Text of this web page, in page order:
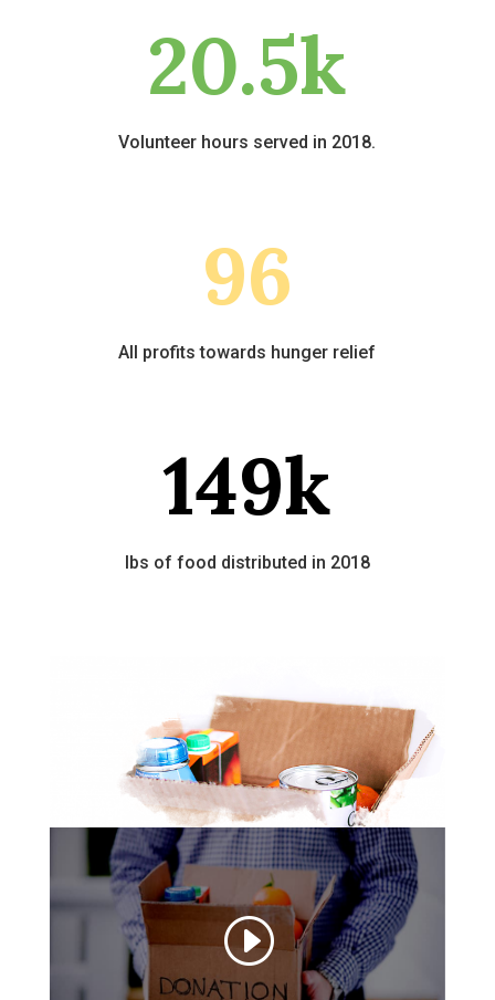
20.5k
Volunteer hours served in 2018.
96
All profits towards hunger relief
149k
lbs of food distributed in 2018